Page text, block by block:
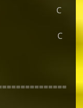
C
SOUZA C